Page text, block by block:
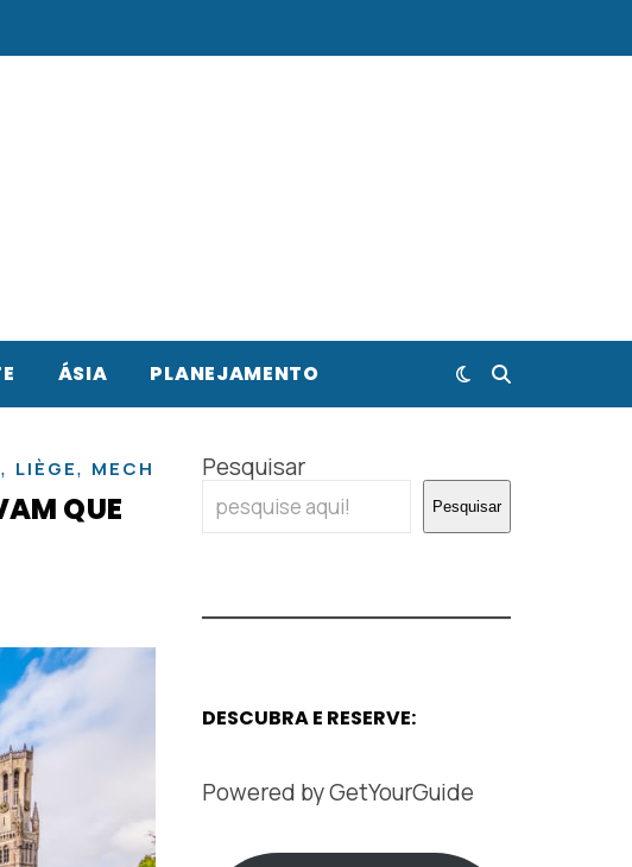
ÁSIA PLANEJAMENTO
, LIÈGE, MECHELEN,NAMUR,
QUE
Pesquisar
Pesquisar
DESCUBRA E RESERVE:
Powered byGetYourGuide